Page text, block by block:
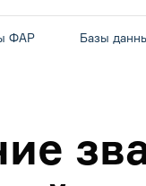
ФАР Базы